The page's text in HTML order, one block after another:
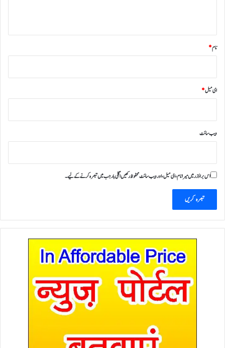
نام*
ای میل*
ویب‌ سائٹ
اس براؤزر میں میرا نام، ای میل، اور ویب سائٹ محفوظ رکھیں اگلی بار جب میں تبصرہ کرنے کےلیے۔